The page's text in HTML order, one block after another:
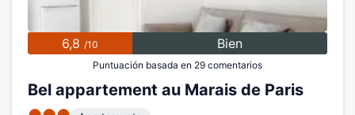
6,8 /10 Bien
Puntuación basada en 29 comentarios
Bel appartement au Marais de Paris